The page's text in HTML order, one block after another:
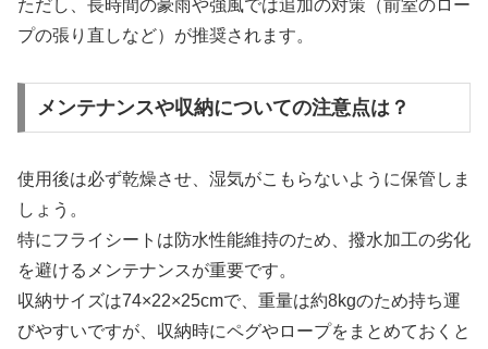
ただし、長時間の豪雨や強風では追加の対策（前室のロー
プの張り直しなど）が推奨されます。
メンテナンスや収納についての注意点は？
使用後は必ず乾燥させ、湿気がこもらないように保管しま
しょう。
特にフライシートは防水性能維持のため、撥水加工の劣化
を避けるメンテナンスが重要です。
収納サイズは74×22×25cmで、重量は約8kgのため持ち運
びやすいですが、収納時にペグやロープをまとめておくと